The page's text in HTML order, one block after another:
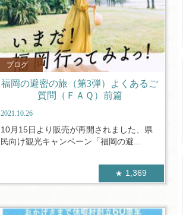
ブログ
福岡の避密の旅（第3弾）よくあるご
質問（ＦＡＱ）前篇
2021.10.26
10月15日より販売が再開されました、県
民向け観光キャンペーン「福岡の避...
1,369